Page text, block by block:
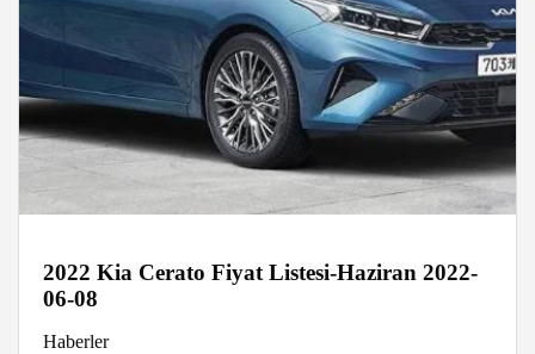
2022 Kia Cerato Fiyat Listesi-Haziran 2022-
06-08
Haberler